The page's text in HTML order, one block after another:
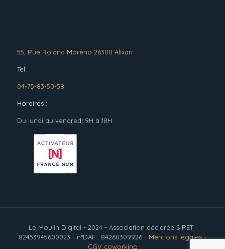
55, Rue Roland Moreno 26300 Alixan
Tel :
04-75-83-50-58
Horaires :
Du lundi au vendredi 9H à 18H
Le Moulin Digital - 2024 - Association déclarée SIRET :
82453945600023 - n°DAF : 84260309926 - Mentions légales-
CGV coworking